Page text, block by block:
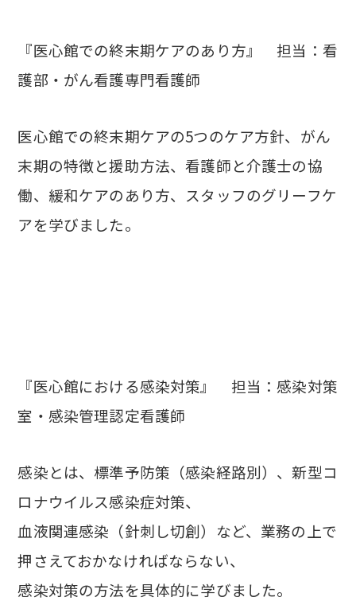
『医心館での終末期ケアのあり方』 担当：看
護部・がん看護専門看護師
医心館での終末期ケアの5つのケア方針、がん
末期の特徴と援助方法、看護師と介護士の協
働、緩和ケアのあり方、スタッフのグリーフケ
アを学びました。
『医心館における感染対策』 担当：感染対策
室・感染管理認定看護師
感染とは、標準予防策（感染経路別）、新型コ
ロナウイルス感染症対策、
血液関連感染（針刺し切創）など、業務の上で
押さえておかなければならない、
感染対策の方法を具体的に学びました。